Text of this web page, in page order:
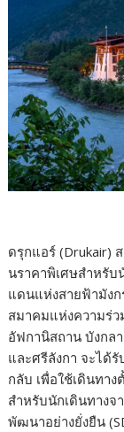
ดรุกแอร์ (Drukair)
นราคาพิเศษสำหรับ
แดนแห่งสายฟ้ามังก
สมาคมแห่งความร่ว
อัฟกานิสถาน บังกล
และศรีลังกา จะได้
กลับ เพื่อใช้เดินทา
สำหรับนักเดินทางจ
พัฒนาอย่างยั่งยืน